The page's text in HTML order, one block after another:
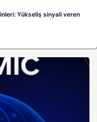
Yükseliş sinyali veren